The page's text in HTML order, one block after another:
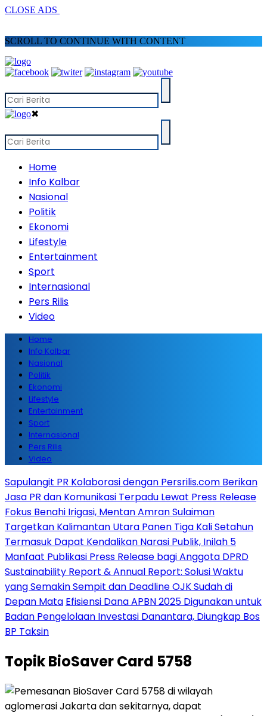
CLOSE ADS
SCROLL TO CONTINUE WITH CONTENT
✖
Home
Info Kalbar
Nasional
Politik
Ekonomi
Lifestyle
Entertainment
Sport
Internasional
Pers Rilis
Video
Home
Info Kalbar
Nasional
Politik
Ekonomi
Lifestyle
Entertainment
Sport
Internasional
Pers Rilis
Video
Sapulangit PR Kolaborasi dengan Persrilis.com Berikan
Jasa PR dan Komunikasi Terpadu Lewat Press Release
Fokus Benahi Irigasi, Mentan Amran Sulaiman
Targetkan Kalimantan Utara Panen Tiga Kali Setahun
Termasuk Dapat Kendalikan Narasi Publik, Inilah 5
Manfaat Publikasi Press Release bagi Anggota DPRD
Sustainability Report & Annual Report: Solusi Waktu
yang Semakin Sempit dan Deadline OJK Sudah di
Depan Mata Efisiensi Dana APBN 2025 Digunakan untuk
Badan Pengelolaan Investasi Danantara, Diungkap Bos
BP Taksin
TopikBioSaver Card 5758